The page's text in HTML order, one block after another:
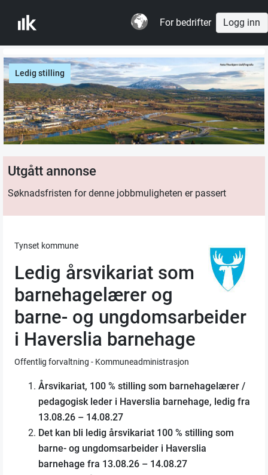
For bedrifter Logg inn
Ledig stilling
Utgått annonse
Søknadsfristen for denne jobbmuligheten er passert
Tynset kommune
Ledig årsvikariat som
barnehagelærer og
barne- og ungdomsarbeider
i Haverslia barnehage
Offentlig forvaltning - Kommuneadministrasjon
Årsvikariat, 100 % stilling som barnehagelærer /
pedagogisk leder i Haverslia barnehage, ledig fra
13.08.26 – 14.08.27
Det kan bli ledig årsvikariat 100 % stilling som
barne- og ungdomsarbeider i Haverslia
barnehage fra 13.08.26 – 14.08.27